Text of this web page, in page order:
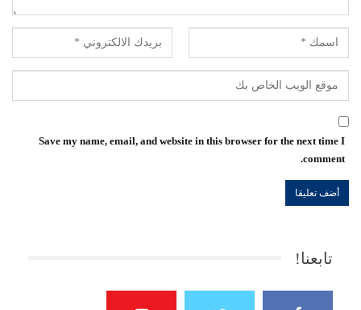
Save my name, email, and website in this browser for the next time I
comment.
تابعنا!